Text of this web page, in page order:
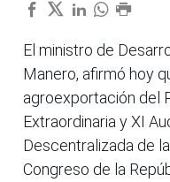
El ministro de
Manero, afirmó hoy
agroexportación del
Extraordinaria y XI
Descentralizada de
Congreso de la